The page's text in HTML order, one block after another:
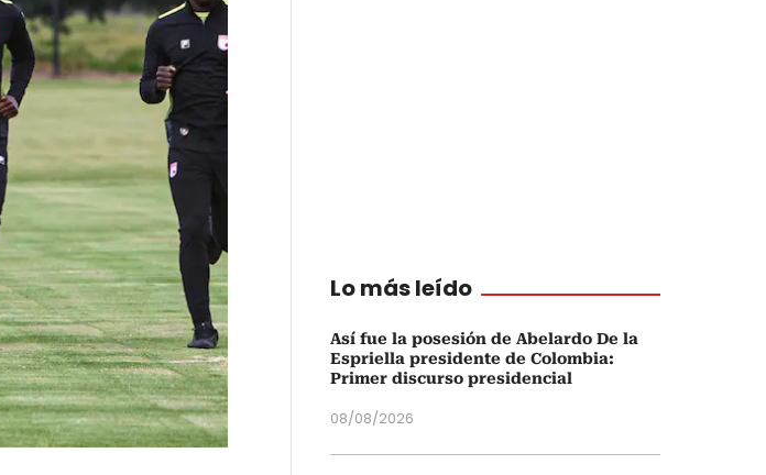
Lo más leído
Así fue la posesión de Abelardo De la
Espriella presidente de Colombia:
Primer discurso presidencial
08/08/2026